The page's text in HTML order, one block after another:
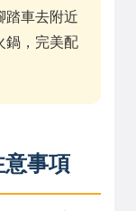
踏車去附近
鍋，完美配
事項